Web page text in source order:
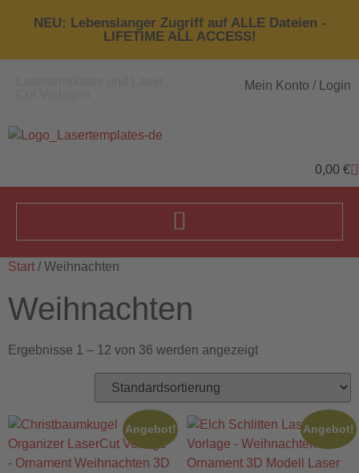
NEU: Lebenslanger Zugriff auf ALLE Dateien -
LIFETIME ALL ACCESS!
Mein Konto / Login
0,00 €
Start / Weihnachten
Weihnachten
Ergebnisse 1 – 12 von 36 werden angezeigt
Angebot! Angebot!